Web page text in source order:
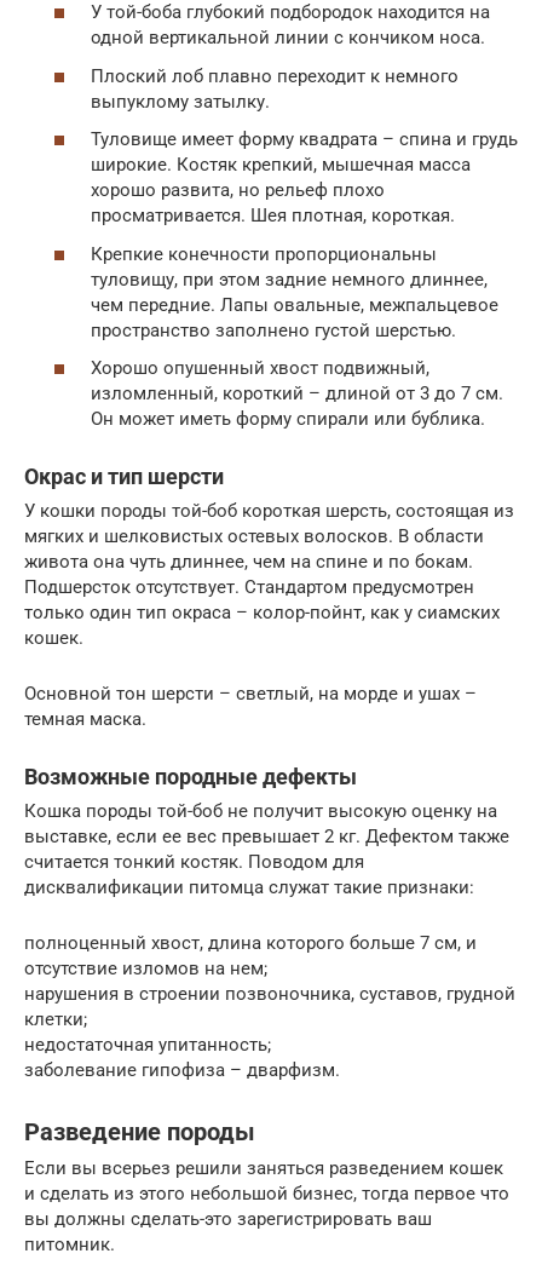
У той-боба глубокий подбородок находится на
одной вертикальной линии с кончиком носа.
Плоский лоб плавно переходит к немного
выпуклому затылку.
Туловище имеет форму квадрата – спина и грудь
широкие. Костяк крепкий, мышечная масса
хорошо развита, но рельеф плохо
просматривается. Шея плотная, короткая.
Крепкие конечности пропорциональны
туловищу, при этом задние немного длиннее,
чем передние. Лапы овальные, межпальцевое
пространство заполнено густой шерстью.
Хорошо опушенный хвост подвижный,
изломленный, короткий – длиной от 3 до 7 см.
Он может иметь форму спирали или бублика.
Окрас и тип шерсти
У кошки породы той-боб короткая шерсть, состоящая из
мягких и шелковистых остевых волосков. В области
живота она чуть длиннее, чем на спине и по бокам.
Подшерсток отсутствует. Стандартом предусмотрен
только один тип окраса – колор-пойнт, как у сиамских
кошек.
Основной тон шерсти – светлый, на морде и ушах –
темная маска.
Возможные породные дефекты
Кошка породы той-боб не получит высокую оценку на
выставке, если ее вес превышает 2 кг. Дефектом также
считается тонкий костяк. Поводом для
дисквалификации питомца служат такие признаки:
полноценный хвост, длина которого больше 7 см, и
отсутствие изломов на нем;
нарушения в строении позвоночника, суставов, грудной
клетки;
недостаточная упитанность;
заболевание гипофиза – дварфизм.
Разведение породы
Если вы всерьез решили заняться разведением кошек
и сделать из этого небольшой бизнес, тогда первое что
вы должны сделать-это зарегистрировать ваш
питомник.